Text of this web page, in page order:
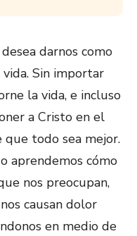
darnos como
Sin importar
la vida, e incluso
a Cristo en el
todo sea mejor.
aprendemos cómo
nos preocupan,
causan dolor
en medio de